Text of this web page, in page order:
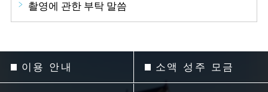
촬영에 관한 부탁 말씀
이용 안내 소액 성주 모금